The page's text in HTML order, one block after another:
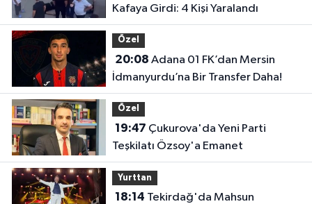
Kafaya Girdi: 4 Kişi Yaralandı
Özel
20:08
İdmanyurdu’na Bir Transfer Daha!
Özel
19:47
Teşkilatı Özsoy'a Emanet
Yurttan
18:14